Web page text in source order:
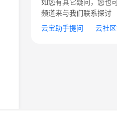
如您有其它疑问，您也
频道来与我们联系探讨
云宝助手提问
云社